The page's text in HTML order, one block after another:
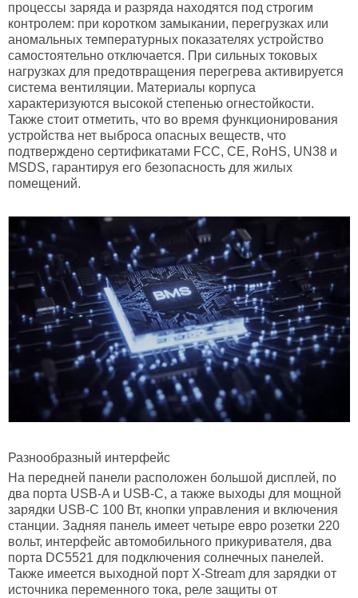
процессы заряда и разряда находятся под строгим
контролем: при коротком замыкании, перегрузках или
аномальных температурных показателях устройство
самостоятельно отключается. При сильных токовых
нагрузках для предотвращения перегрева активируется
система вентиляции. Материалы корпуса
характеризуются высокой степенью огнестойкости.
Также стоит отметить, что во время функционирования
устройства нет выброса опасных веществ, что
подтверждено сертификатами FCC, CE, RoHS, UN38 и
MSDS, гарантируя его безопасность для жилых
помещений.
Разнообразный интерфейс
На передней панели расположен большой дисплей, по
два порта USB-A и USB-С, а также выходы для мощной
зарядки USB-С 100 Вт, кнопки управления и включения
станции. Задняя панель имеет четыре евро розетки 220
вольт, интерфейс автомобильного прикуривателя, два
порта DC5521 для подключения солнечных панелей.
Также имеется выходной порт X-Stream для зарядки от
источника переменного тока, реле защиты от